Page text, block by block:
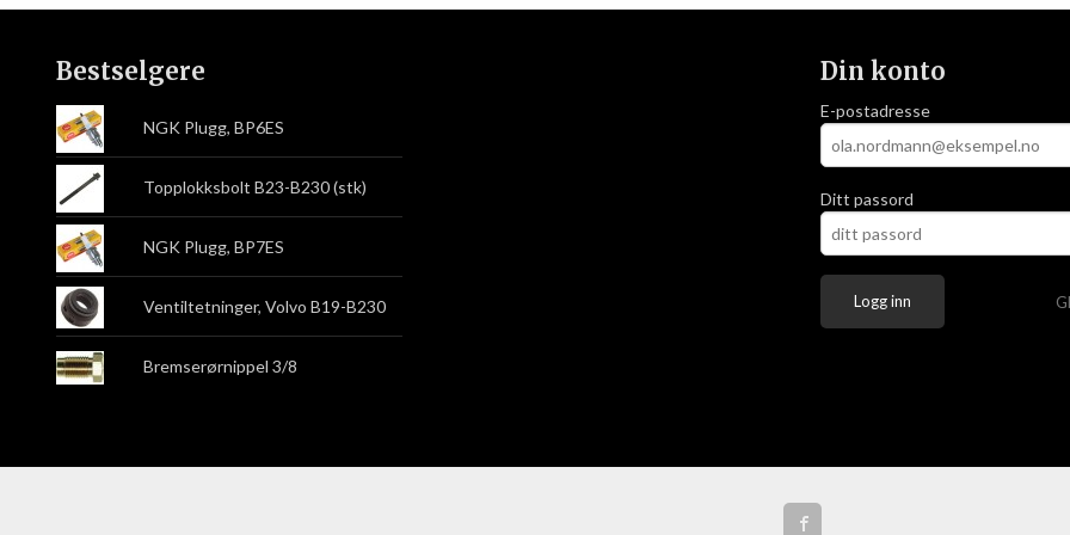
Bestselgere
NGK Plugg, BP6ES
Topplokksbolt B23-B230 (stk)
NGK Plugg, BP7ES
Ventiltetninger, Volvo B19-B230
Bremserørnippel 3/8
Din konto
E-postadresse
Ditt passord